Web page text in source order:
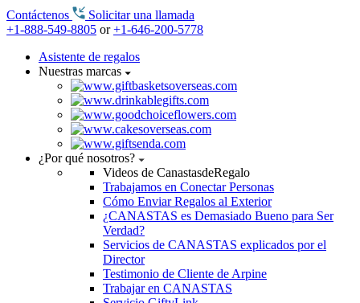
Contáctenos
Solicitar una llamada
+1-888-549-8805 or+1-646-200-5778
Asistente de regalos
Nuestras marcas
¿Por qué nosotros?
Videos de CanastasdeRegalo
Trabajamos en Conectar Personas
Cómo Enviar Regalos al Exterior
¿CANASTAS es Demasiado Bueno para Ser
Verdad?
Servicios de CANASTAS explicados por el
Director
Testimonio de Cliente de Arpine
Trabajar en CANASTAS